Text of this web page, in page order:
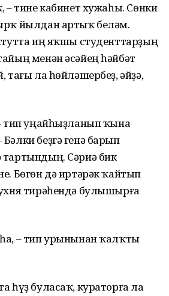
– тине кабинет хужаһы. Сөнки
йылдан артыҡ беләм.
иң яҡшы студенттарҙың
менән әсәйең һәйбәт
тағы ла һөйләшербеҙ, әйҙә,
тип уңайһыҙланып ҡына
беҙгә генә барып
тартындың. Сәриә бик
Бөгөн дә иртәрәк ҡайтып
тирәһендә булышырға
– тип урынынан ҡалҡты
һүҙ буласаҡ, кураторға ла